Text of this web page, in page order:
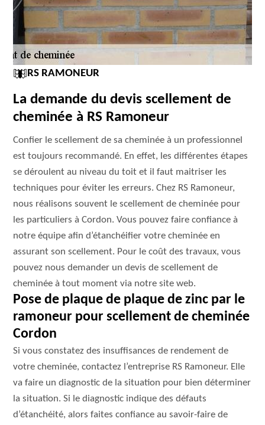
RS RAMONEUR
La demande du devis scellement de
cheminée à RS Ramoneur
Confier le scellement de sa cheminée à un professionnel
est toujours recommandé. En effet, les différentes étapes
se déroulent au niveau du toit et il faut maitriser les
techniques pour éviter les erreurs. Chez RS Ramoneur,
nous réalisons souvent le scellement de cheminée pour
les particuliers à Cordon. Vous pouvez faire confiance à
notre équipe afin d’étanchéifier votre cheminée en
assurant son scellement. Pour le coût des travaux, vous
pouvez nous demander un devis de scellement de
cheminée à tout moment via notre site web.
Pose de plaque de plaque de zinc par le
ramoneur pour scellement de cheminée
Cordon
Si vous constatez des insuffisances de rendement de
votre cheminée, contactez l’entreprise RS Ramoneur. Elle
va faire un diagnostic de la situation pour bien déterminer
la situation. Si le diagnostic indique des défauts
d’étanchéité, alors faites confiance au savoir-faire de